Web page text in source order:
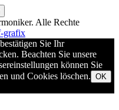
. Alle Rechte
grafix
Sie Ihr
Beachten Sie unsere
können Sie
und Cookies löschen. OK